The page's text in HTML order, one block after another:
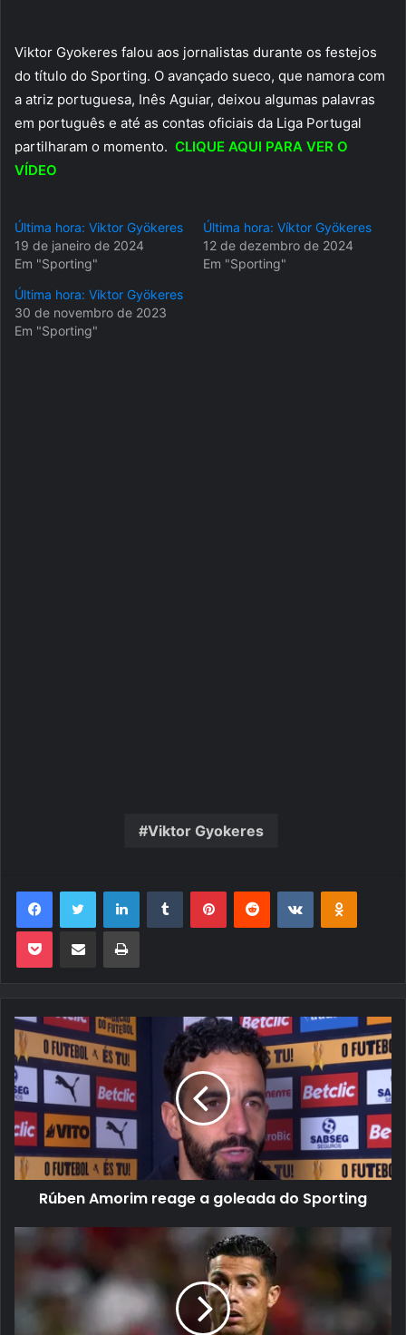
Viktor Gyokeres falou aos jornalistas durante os festejos
do título do Sporting. O avançado sueco, que namora com
a atriz portuguesa, Inês Aguiar, deixou algumas palavras
em português e até as contas oficiais da Liga Portugal
partilharam o momento. CLIQUE AQUI PARA VER O
VÍDEO
Última hora: Viktor Gyökeres
19 de janeiro de 2024
Em "Sporting"
Última hora: Víktor Gyökeres
12 de dezembro de 2024
Em "Sporting"
Última hora: Viktor Gyökeres
30 de novembro de 2023
Em "Sporting"
Viktor Gyokeres
FacebookTwitter LinkedinTumblr PinterestReddit VK OK
Pocket Compartilhar via e-mail Imprimir
Rúben Amorim reage a goleada do Sporting